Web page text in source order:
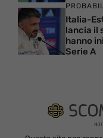
Italia-
lancia il
hanno
Serie A